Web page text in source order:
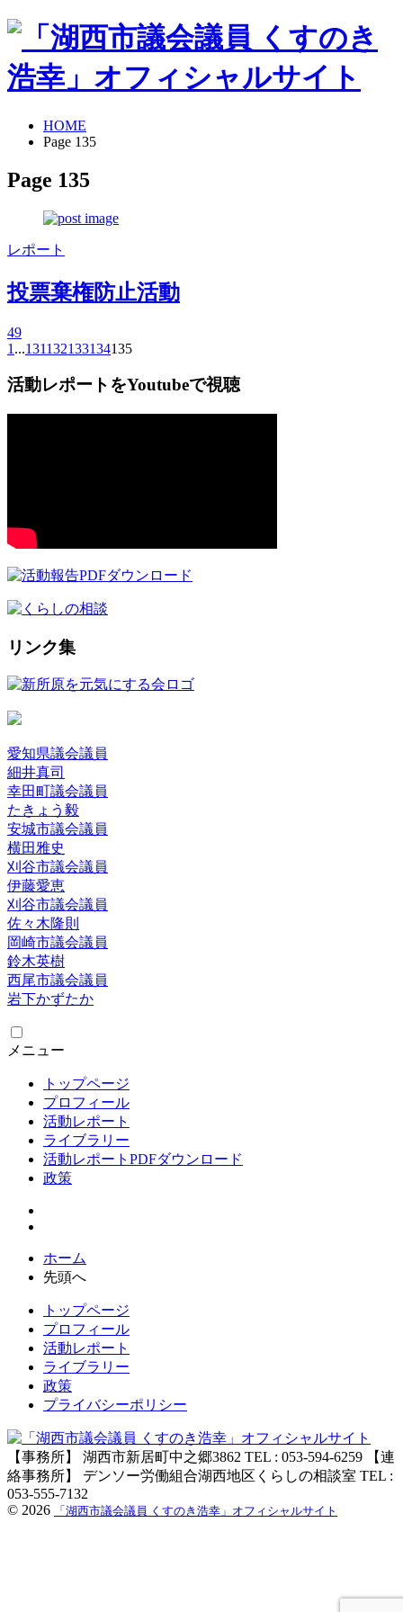
HOME
Page 135
Page 135
レポート
投票棄権防止活動
49
1 ...131132133134135
活動レポートをYoutubeで視聴
リンク集
愛知県議会議員
細井真司
幸田町議会議員
たきょう毅
安城市議会議員
横田雅史
刈谷市議会議員
伊藤愛恵
刈谷市議会議員
佐々木隆則
岡崎市議会議員
鈴木英樹
西尾市議会議員
岩下かずたか
メニュー
トップページ
プロフィール
活動レポート
ライブラリー
活動レポートPDFダウンロード
政策
ホーム
先頭へ
トップページ
プロフィール
活動レポート
ライブラリー
政策
プライバシーポリシー
【事務所】 湖西市新居町中之郷3862 TEL : 053-594-6259 【連
絡事務所】 デンソー労働組合湖西地区くらしの相談室 TEL :
053-555-7132
© 2026 「湖西市議会議員 くすのき浩幸」オフィシャルサイト